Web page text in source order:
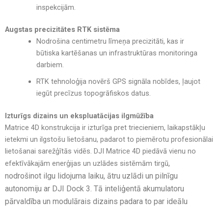
inspekcijām
Augstas precizitātes RTK sistēma
Nodrošina centimetru līmeņa precizitāti, kas ir
būtiska kartēšanas un infrastruktūras monitoringa
darbiem.
RTK tehnoloģija novērš GPS signāla nobīdes, ļaujot
iegūt precīzus topogrāfiskos datus.
Izturīgs dizains un ekspluatācijas ilgmūžība
Matrice 4D konstrukcija ir izturīga pret triecieniem, laikapstākļu
ietekmi un ilgstošu lietošanu, padarot to piemērotu profesionālai
lietošanai sarežģītās vidēs. DJI Matrice 4D piedāvā vienu no
efektīvākajām enerģijas un uzlādes sistēmām tirgū,
nodrošinot ilgu lidojuma laiku, ātru uzlādi un pilnīgu
autonomiju ar DJI Dock 3. Tā inteliģentā akumulatoru
pārvaldība un modulārais dizains padara to par ideālu